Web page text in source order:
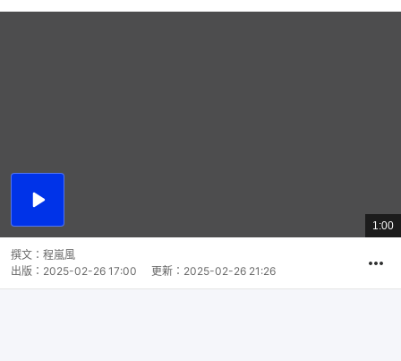
播
總
共
1:00
撰文： 程嵐風
出版： 2025-02-26 17:00 更新： 2025-02-26 21:26